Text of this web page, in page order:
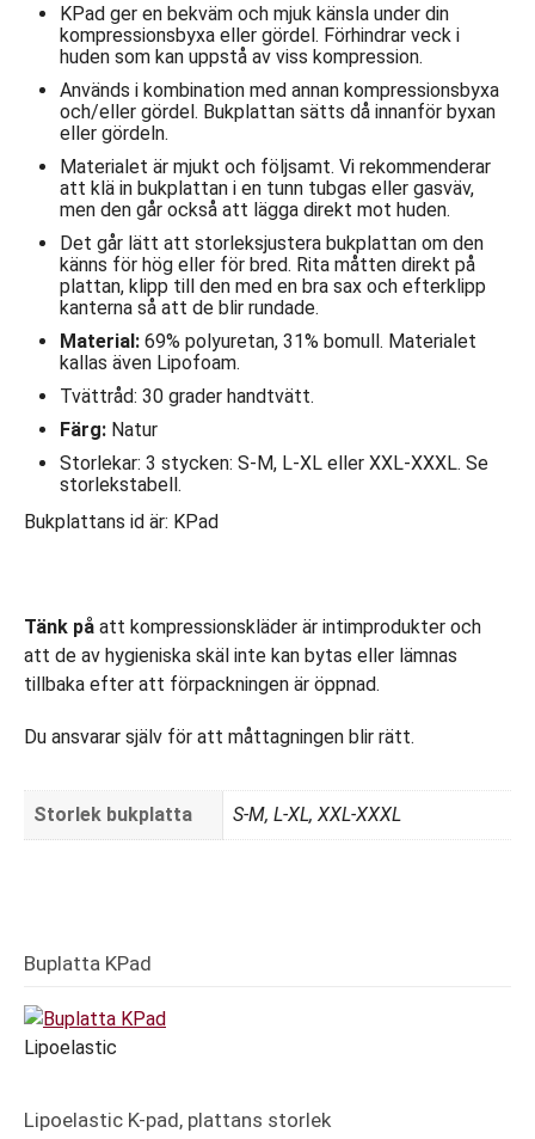
KPad ger en bekväm och mjuk känsla under din
kompressionsbyxa eller gördel. Förhindrar veck i
huden som kan uppstå av viss kompression.
Används i kombination med annan kompressionsbyxa
och/eller gördel. Bukplattan sätts då innanför byxan
eller gördeln.
Materialet är mjukt och följsamt. Vi rekommenderar
att klä in bukplattan i en tunn tubgas eller gasväv,
men den går också att lägga direkt mot huden.
Det går lätt att storleksjustera bukplattan om den
känns för hög eller för bred. Rita måtten direkt på
plattan, klipp till den med en bra sax och efterklipp
kanterna så att de blir rundade.
Material: 69% polyuretan, 31% bomull. Materialet
kallas även Lipofoam.
Tvättråd: 30 grader handtvätt.
Färg: Natur
Storlekar: 3 stycken: S-M, L-XL eller XXL-XXXL. Se
storlekstabell.
Bukplattans id är: KPad
Tänk på att kompressionskläder är intimprodukter och
att de av hygieniska skäl inte kan bytas eller lämnas
tillbaka efter att förpackningen är öppnad.
Du ansvarar själv för att måttagningen blir rätt.
Storlek bukplatta S-M, L-XL, XXL-XXXL
Buplatta KPad
Lipoelastic
Lipoelastic K-pad, plattans storlek